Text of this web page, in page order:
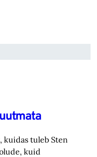
kuidas tuleb Sten
kuid